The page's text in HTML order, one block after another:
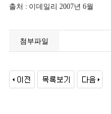
출처 : 이데일리 2007년 6월
첨부파일